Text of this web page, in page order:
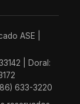
ASE |
| Doral:
633-3220